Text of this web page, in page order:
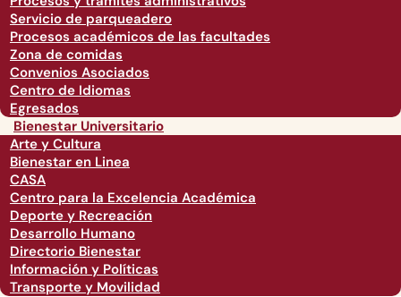
Servicio de parqueadero
Procesos académicos de las facultades
Zona de comidas
Convenios Asociados
Centro de Idiomas
Egresados
Bienestar Universitario
Arte y Cultura
Bienestar en Linea
CASA
Centro para la Excelencia Académica
Deporte y Recreación
Desarrollo Humano
Directorio Bienestar
Información y Políticas
Transporte y Movilidad